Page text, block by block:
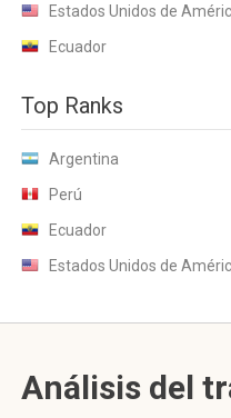
Estados Unidos de
Ecuador
Top Ranks
Argentina
Perú
Ecuador
Estados Unidos de
Análisis del